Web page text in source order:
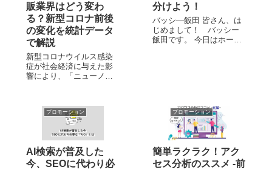
販業界はどう変わ
る？新型コロナ前後
の変化を統計データ
で解説
新型コロナウイルス感染
症が社会経済に与えた影
響により、「ニューノー
が生まれました。 消費者
行動の変容にともない、
なるべく外出を避けて買
い物をする「巣ごもり消
ルが生ま...
分けよう！
バッシ―飯田 皆さん、は
じめまして！ バッシー
飯田です。 今日はホーム
うと思ったら、「とりあ
えずネットで...
プロモーション
AI検索が普及した
今、SEOに代わり必
プロモーション
簡単ラクラク！アク
セス分析のススメ -前